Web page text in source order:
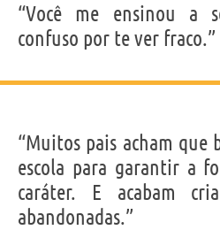
“Você me ensinou a
confuso por te ver fraco.”
“Muitos pais acham que
escola para garantir a
caráter. E acabam
abandonadas.”